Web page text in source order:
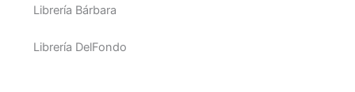
Librería Bárbara
Librería DelFondo